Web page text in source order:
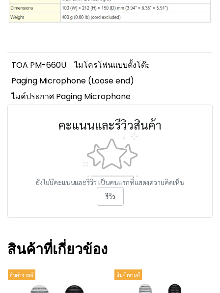
TOA PM-660U
ไมโครโฟนแบบตั้งโต๊ะ
Paging Microphone (Loose end)
ไมค์ประกาศ Paging Microphone
คะแนนและรีวิวสินค้า
ยังไม่มีคะแนนและรีวิว เป็นคนแรกที่แสดงความคิดเห็น
รีวิว
สินค้าที่เกี่ยวข้อง
สินค้าขายดี สินค้าขายดี